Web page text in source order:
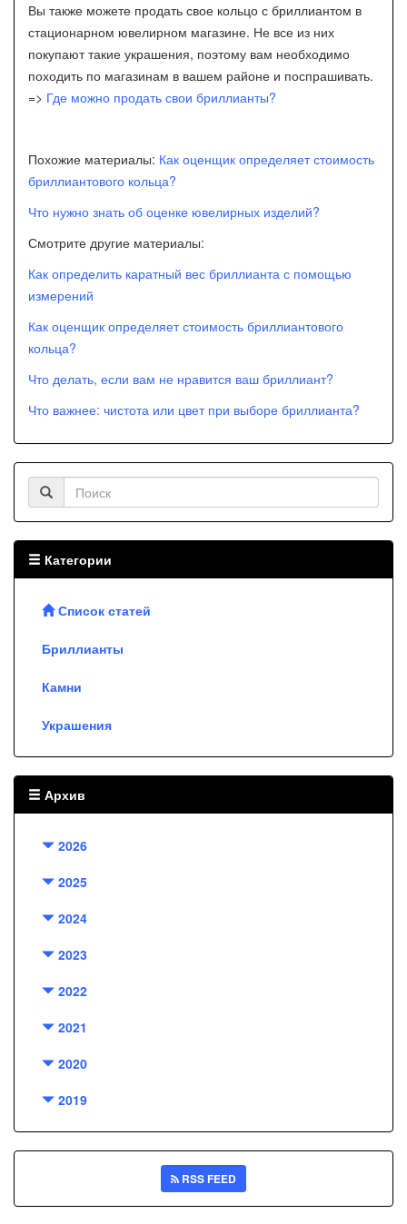
Вы также можете продать свое кольцо с бриллиантом в
стационарном ювелирном магазине. Не все из них
покупают такие украшения, поэтому вам необходимо
походить по магазинам в вашем районе и поспрашивать.
=> Где можно продать свои бриллианты?
Похожие материалы: Как оценщик определяет стоимость
бриллиантового кольца?
Что нужно знать об оценке ювелирных изделий?
Смотрите другие материалы:
Как определить каратный вес бриллианта с помощью
измерений
Как оценщик определяет стоимость бриллиантового
кольца?
Что делать, если вам не нравится ваш бриллиант?
Что важнее: чистота или цвет при выборе бриллианта?
Категории
Список статей
Бриллианты
Камни
Украшения
Архив
2026
2025
2024
2023
2022
2021
2020
2019
RSS FEED